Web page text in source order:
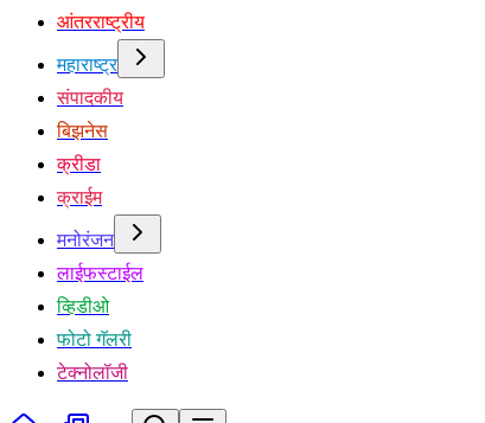
आंतरराष्ट्रीय
महाराष्ट्र
संपादकीय
बिझनेस
क्रीडा
क्राईम
मनोरंजन
लाईफस्टाईल
व्हिडीओ
फोटो गॅलरी
टेक्नोलॉजी